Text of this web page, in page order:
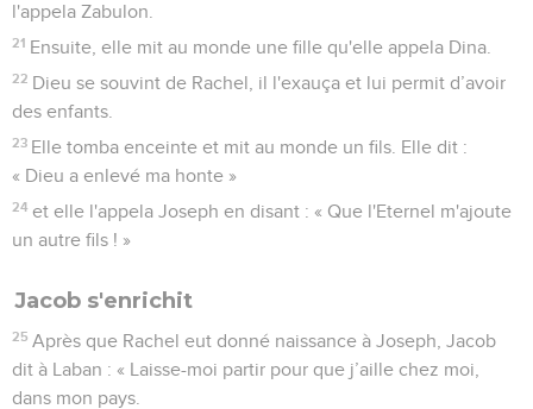
l'appela Zabulon.
21 Ensuite, elle mit au monde une fille qu'elle appela Dina.
22 Dieu se souvint de Rachel, il l'exauça et lui permit d’avoir
des enfants.
23 Elle tomba enceinte et mit au monde un fils. Elle dit :
« Dieu a enlevé ma honte »
24 et elle l'appela Joseph en disant : « Que l'Eternel m'ajoute
un autre fils ! »
Jacob s'enrichit
25 Après que Rachel eut donné naissance à Joseph, Jacob
dit à Laban : « Laisse-moi partir pour que j’aille chez moi,
dans mon pays.